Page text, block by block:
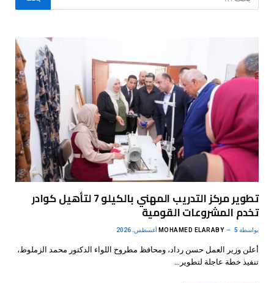
تطوير مركز التدريب المهني بالكيلو 7 لتأهيل كوادر
تخدم المشروعات القومية
بواسطة MOHAMED ELARABY 5 أغسطس، 2026
أعلن وزير العمل حسن رداد، ومحافظ مطروح اللواء الدكتور محمد الزملوط،
تنفيذ خطة عاجلة لتطوير…